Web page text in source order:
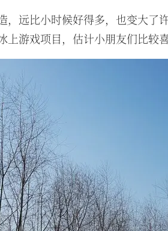
，远比小时候好得多，也变大了
上游戏项目，估计小朋友们比较